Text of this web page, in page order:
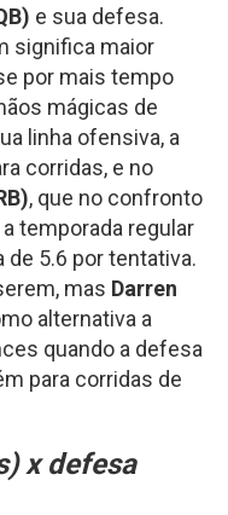
e sua defesa.
significa maior
por mais tempo
mágicas de
linha ofensiva, a
corridas, e no
, que no confronto
temporada regular
5.6 por tentativa.
mas Darren
alternativa a
quando a defesa
para corridas de
) x defesa